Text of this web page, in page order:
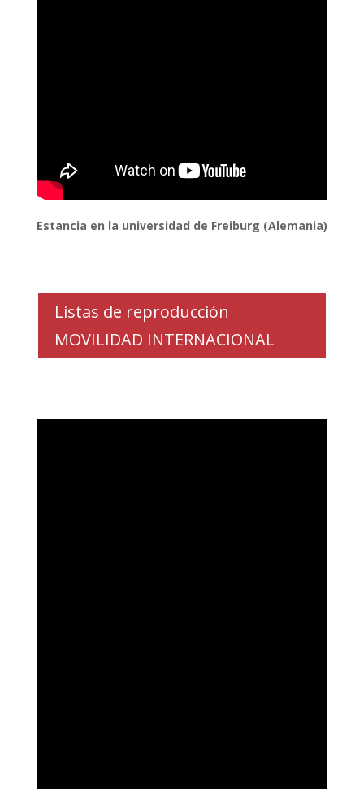
Estancia en la universidad de Freiburg (Alemania)
Listas de reproducción
MOVILIDAD INTERNACIONAL